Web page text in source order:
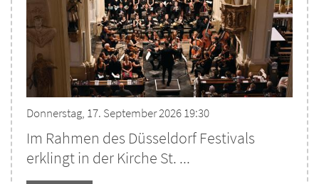
Donnerstag, 17. September 2026 19:30
Im Rahmen des Düsseldorf Festivals
erklingt in der Kirche St. ...